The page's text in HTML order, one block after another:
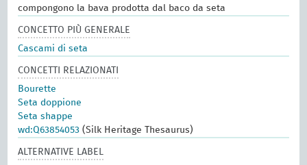
compongono la bava prodotta dal baco da seta
CONCETTO PIÙ GENERALE
Cascami di seta
CONCETTI RELAZIONATI
Bourette
Seta doppione
Seta shappe
wd:Q63854053 (Silk Heritage Thesaurus)
ALTERNATIVE LABEL